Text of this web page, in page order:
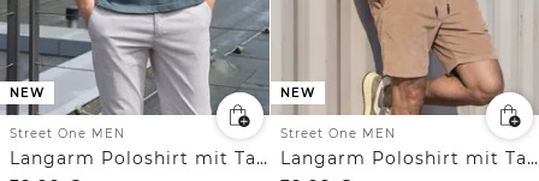
NEW
Street One MEN
Langarm Poloshirt mit Taschendetail
NEW
Street One MEN
Langarm Poloshirt mit Taschendetail